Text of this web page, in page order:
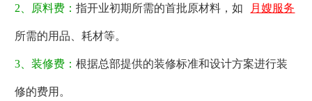
2、原料费：指开业初期所需的首批原材料，如 月嫂服务
所需的用品、耗材等。
3、装修费：根据总部提供的装修标准和设计方案进行装
修的费用。